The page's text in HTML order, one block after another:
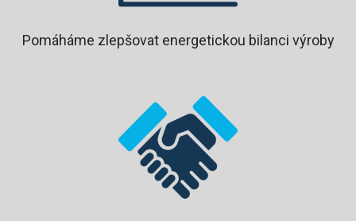
Pomáháme zlepšovat energetickou bilanci výroby